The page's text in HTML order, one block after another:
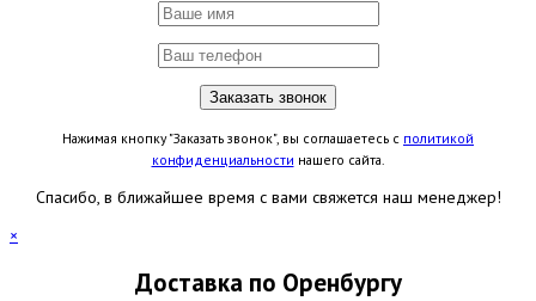
Нажимая кнопку "Заказать звонок", вы соглашаетесь с политикой
конфиденциальности нашего сайта.
Спасибо, в ближайшее время с вами свяжется наш менеджер!
×
Доставка по Оренбургу